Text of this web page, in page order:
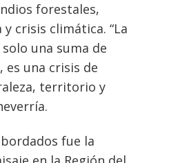
forestales,
crisis climática. “La
una suma de
es una crisis de
territorio y
fue la